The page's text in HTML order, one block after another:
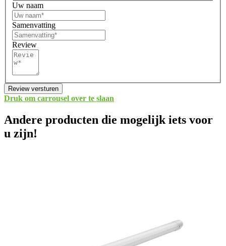
Uw naam
Samenvatting
Review
Review versturen
Druk om carrousel over te slaan
Andere producten die mogelijk iets voor
u zijn!